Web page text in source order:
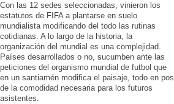
Con las 12 sedes seleccionadas, vinieron los
estatutos de FIFA a plantarse en suelo
mundialista modificando del todo las rutinas
cotidianas. A lo largo de la historia, la
organización del mundial es una complejidad.
Países desarrollados o no, sucumben ante las
peticiones del organismo mundial de futbol que
en un santiamén modifica el paisaje, todo en pos
de la comodidad necesaria para los futuros
asistentes.